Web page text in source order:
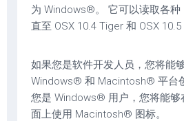
为 Windows®。 它可以读取各种
直至 OSX 10.4 Tiger 和 OSX 10.5
如果您是软件开发人员，您将能
Windows® 和 Macintosh® 平台
您是 Windows® 用户，您将能
面上使用 Macintosh® 图标。